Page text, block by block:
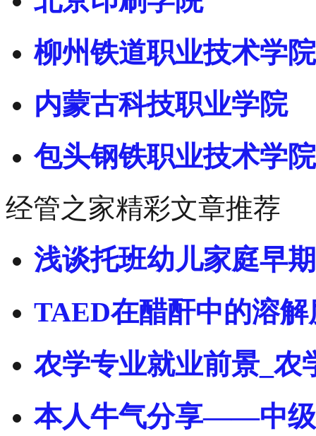
柳州铁道职业技术学院
内蒙古科技职业学院
包头钢铁职业技术学院
经管之家精彩文章推荐
浅谈托班幼儿家庭早
TAED在醋酐中的溶解
农学专业就业前景_农
本人牛气分享——中